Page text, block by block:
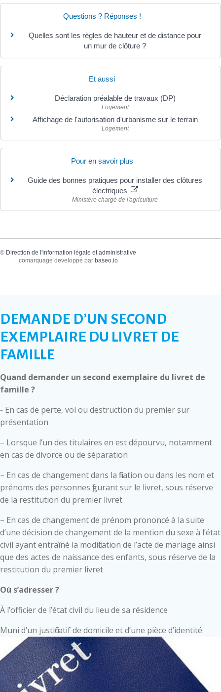
Questions ? Réponses !
Quelles sont les règles de hauteur et de distance pour
un mur de clôture ?
Et aussi
Déclaration préalable de travaux (DP)
Logement
Affichage de l'autorisation d'urbanisme sur le terrain
Logement
Pour en savoir plus
Guide des bonnes pratiques pour installer des clôtures
électriques
Ministère chargé de l'agriculture
© Direction de l'information légale et administrative
comarquage developpé par baseo.io
DEMANDE D’UN SECOND
EXEMPLAIRE DU LIVRET DE
FAMILLE
Quand demander un second exemplaire du livret de
famille ?
- En cas de perte, vol ou destruction du premier sur
présentation
– Lorsque l’un des titulaires en est dépourvu, notamment
en cas de divorce ou de séparation
– En cas de changement dans la filiation ou dans les nom et
prénoms des personnes figurant sur le livret, sous réserve
de la restitution du premier livret
– En cas de changement de prénom prononcé à la suite
d’une décision de changement de la mention du sexe à l’état
civil ayant entraîné la modification de l’acte de mariage ainsi
que des actes de naissance des enfants, sous réserve de la
restitution du premier livret
Où s’adresser ?
À l’officier de l’état civil du lieu de sa résidence
Muni d’un justificatif de domicile et d’une pièce d’identité